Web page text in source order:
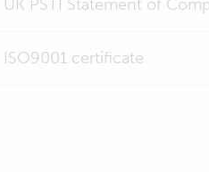
UK PSTI Statement of
ISO9001 certificate